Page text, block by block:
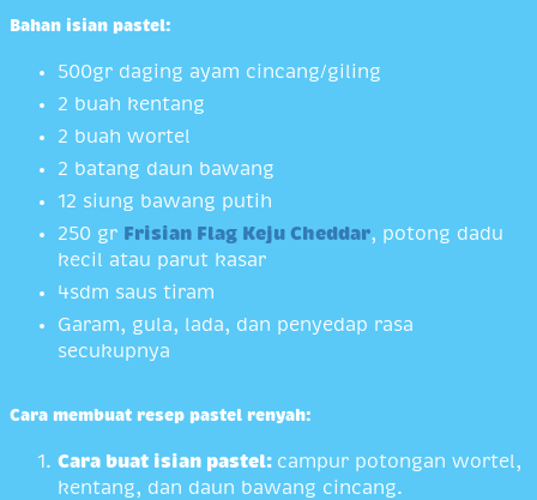
Bahan isian pastel:
500gr daging ayam cincang/giling
2 buah kentang
2 buah wortel
2 batang daun bawang
12 siung bawang putih
250 gr Frisian Flag Keju Cheddar, potong dadu
kecil atau parut kasar
4sdm saus tiram
Garam, gula, lada, dan penyedap rasa
secukupnya
Cara membuat resep pastel renyah:
Cara buat isian pastel: campur potongan wortel,
kentang, dan daun bawang cincang.